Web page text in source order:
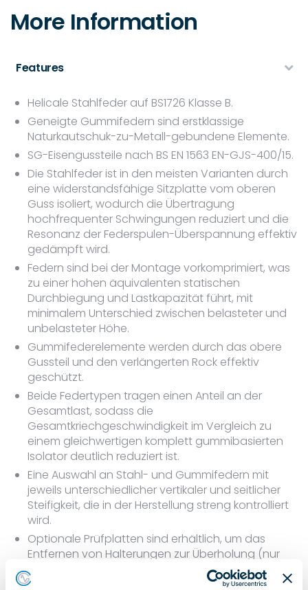
More Information
Features
Helicale Stahlfeder auf BS1726 Klasse B.
Geneigte Gummifedern sind erstklassige
Naturkautschuk-zu-Metall-gebundene Elemente.
SG-Eisengussteile nach BS EN 1563 EN-GJS-400/15.
Die Stahlfeder ist in den meisten Varianten durch
eine widerstandsfähige Sitzplatte vom oberen
Guss isoliert, wodurch die Übertragung
hochfrequenter Schwingungen reduziert und die
Resonanz der Federspulen-Überspannung effektiv
gedämpft wird.
Federn sind bei der Montage vorkomprimiert, was
zu einer hohen äquivalenten statischen
Durchbiegung und Lastkapazität führt, mit
minimalem Unterschied zwischen belasteter und
unbelasteter Höhe.
Gummifederelemente werden durch das obere
Gussteil und den verlängerten Rock effektiv
geschützt.
Beide Federtypen tragen einen Anteil an der
Gesamtlast, sodass die
Gesamtkriechgeschwindigkeit im Vergleich zu
einem gleichwertigen komplett gummibasierten
Isolator deutlich reduziert ist.
Eine Auswahl an Stahl- und Gummifedern mit
jeweils unterschiedlicher vertikaler und seitlicher
Steifigkeit, die in der Herstellung streng kontrolliert
wird.
Optionale Prüfplatten sind erhältlich, um das
Entfernen von Halterungen zur Überholung (nur
Marineantriebe) zu ermöglichen.